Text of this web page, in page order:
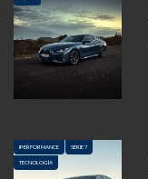
IPERFORMANCE SERIE 7
TECNOLOGÍA